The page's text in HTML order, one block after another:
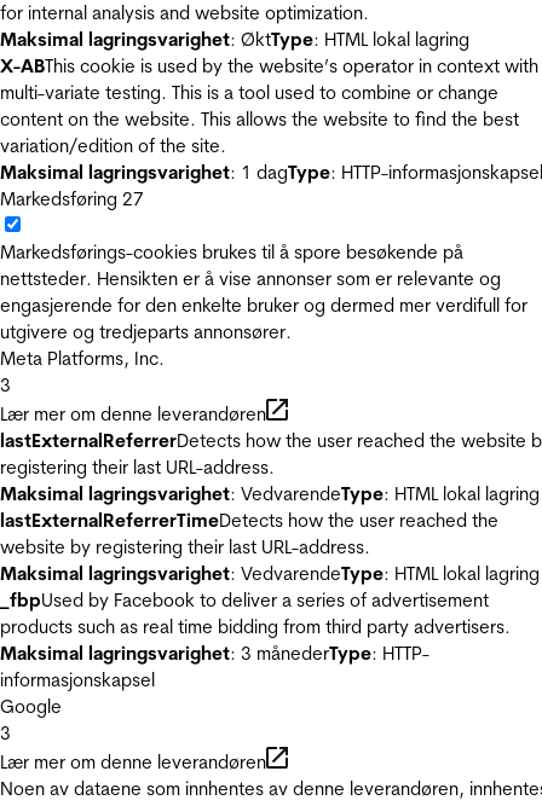
for internal analysis and website optimization.
Maksimal lagringsvarighet: ØktType: HTML lokal lagring
X-ABThis cookie is used by the website’s operator in context with
multi-variate testing. This is a tool used to combine or change
content on the website. This allows the website to find the best
variation/edition of the site.
Maksimal lagringsvarighet: 1 dagType: HTTP-informasjonskapsel
Markedsføring 27
Markedsførings-cookies brukes til å spore besøkende på
nettsteder. Hensikten er å vise annonser som er relevante og
engasjerende for den enkelte bruker og dermed mer verdifull for
utgivere og tredjeparts annonsører.
Meta Platforms, Inc.
3
Lær mer om denne leverandøren
lastExternalReferrerDetects how the user reached the website
registering their last URL-address.
Maksimal lagringsvarighet: VedvarendeType: HTML lokal lagring
lastExternalReferrerTimeDetects how the user reached the
website by registering their last URL-address.
Maksimal lagringsvarighet: VedvarendeType: HTML lokal lagring
_fbpUsed by Facebook to deliver a series of advertisement
products such as real time bidding from third party advertisers.
Maksimal lagringsvarighet: 3 månederType: HTTP-
informasjonskapsel
Google
3
Lær mer om denne leverandøren
Noen av dataene som innhentes av denne leverandøren,